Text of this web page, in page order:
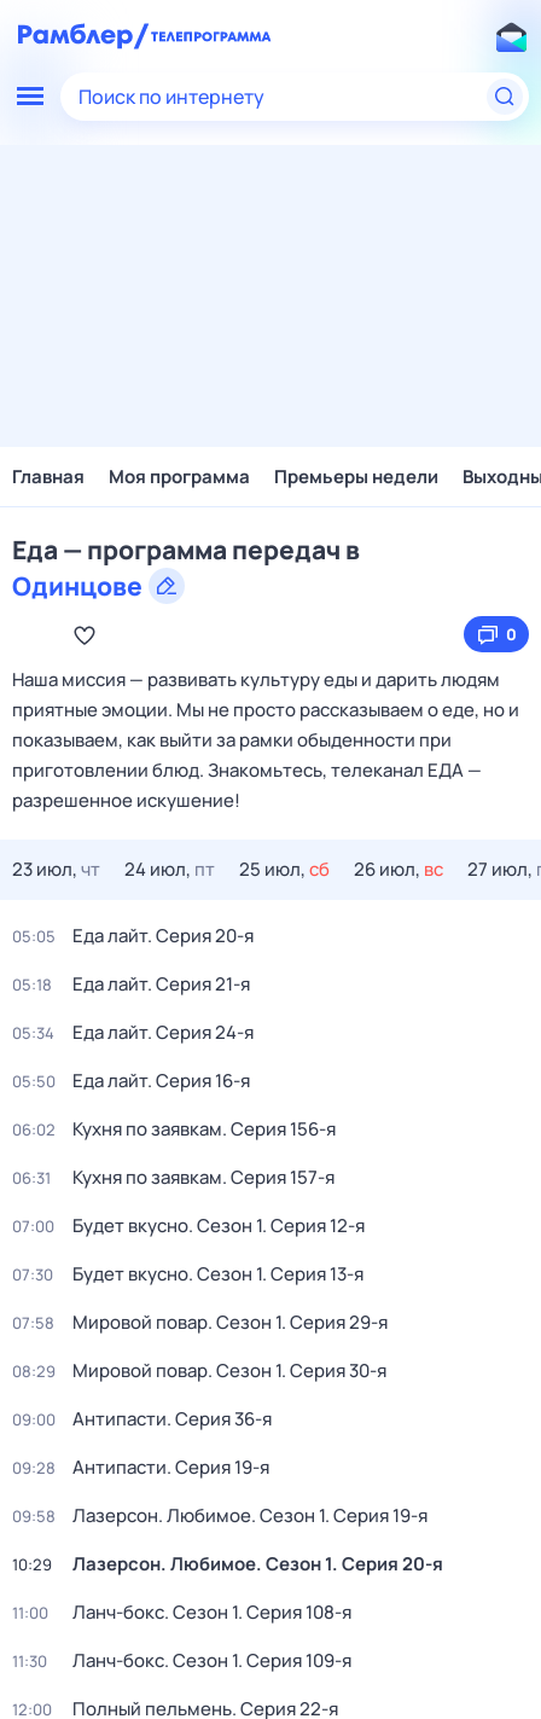
Поиск по интернету
Главная Моя программа Премьеры недели
Еда — программа передач в
Одинцове
0
Наша миссия — развивать культуру еды и дарить людям
приятные эмоции. Мы не просто рассказываем о еде, но и
показываем, как выйти за рамки обыденности при
приготовлении блюд. Знакомьтесь, телеканал ЕДА —
разрешенное искушение!
23 июл,чт 24 июл, пт 25 июл,сб 26 июл, вс 27 июл,
05:05 Еда лайт. Серия 20-я
05:18 Еда лайт. Серия 21-я
05:34 Еда лайт. Серия 24-я
05:50 Еда лайт. Серия 16-я
06:02 Кухня по заявкам. Серия 156-я
06:31 Кухня по заявкам. Серия 157-я
07:00 Будет вкусно. Сезон 1. Серия 12-я
07:30 Будет вкусно. Сезон 1. Серия 13-я
07:58 Мировой повар. Сезон 1. Серия 29-я
08:29 Мировой повар. Сезон 1. Серия 30-я
09:00 Антипасти. Серия 36-я
09:28 Антипасти. Серия 19-я
09:58 Лазерсон. Любимое. Сезон 1. Серия 19-я
10:29 Лазерсон. Любимое. Сезон 1. Серия 20-я
11:00 Ланч-бокс. Сезон 1. Серия 108-я
11:30 Ланч-бокс. Сезон 1. Серия 109-я
12:00 Полный пельмень. Серия 22-я